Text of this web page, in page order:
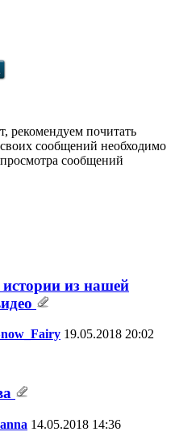
рекомендуем почитать
сообщений необходимо
сообщений
из нашей
19.05.2018 20:02
14.05.2018 14:36